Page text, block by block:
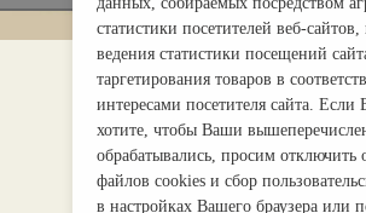
статистики посетителей веб-сайтов,
ведения статистики посещений
таргетирования товаров в
интересами посетителя сайта. Если
хотите, чтобы Ваши
обрабатывались, просим отключить
файлов cookies и сбор
в настройках Вашего браузера или